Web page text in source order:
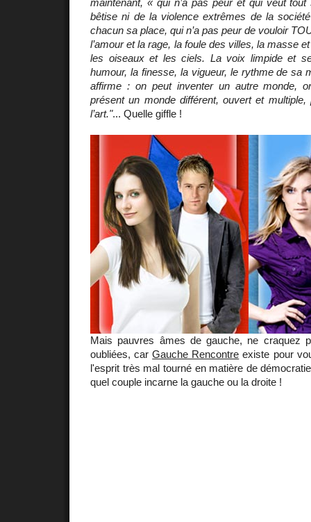
bêtise ni de la violence extrêmes de la
chacun sa place, qui n’a pas peur de vouloir
l’amour et la rage, la foule des villes, la masse
les oiseaux et les ciels. La voix limpide et
humour, la finesse, la vigueur, le rythme de sa
affirme : on peut inventer un autre monde,
présent un monde différent, ouvert et
l’art."... Quelle giffle !
Mais pauvres âmes de gauche, ne craquez
oubliées, carGauche Rencontre existe pour
l'esprit très mal tourné en matière de
quel couple incarne la gauche ou la droite !